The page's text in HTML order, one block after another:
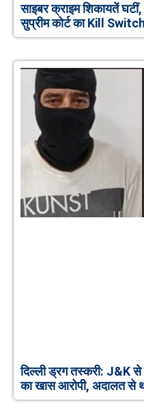
साइबर क्राइम शिकायतें
सुप्रीम कोर्ट का Kill
दिल्ली ड्रग तस्करी: J&K
का खास आरोपी, अदालत से